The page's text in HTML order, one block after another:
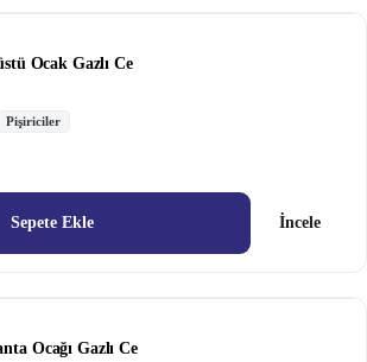
Ocak Gazlı Ce
Pişiriciler
Sepete Ekle İncele
Ocağı Gazlı Ce